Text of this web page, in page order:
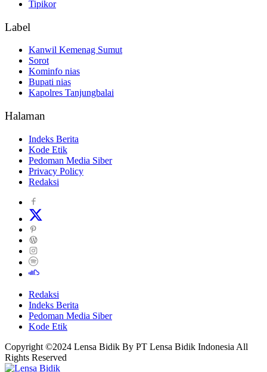
Tipikor
Label
Kanwil Kemenag Sumut
Sorot
Kominfo nias
Bupati nias
Kapolres Tanjungbalai
Halaman
Indeks Berita
Kode Etik
Pedoman Media Siber
Privacy Policy
Redaksi
Redaksi
Indeks Berita
Pedoman Media Siber
Kode Etik
Copyright ©2024 Lensa Bidik By PT Lensa Bidik Indonesia All
Rights Reserved